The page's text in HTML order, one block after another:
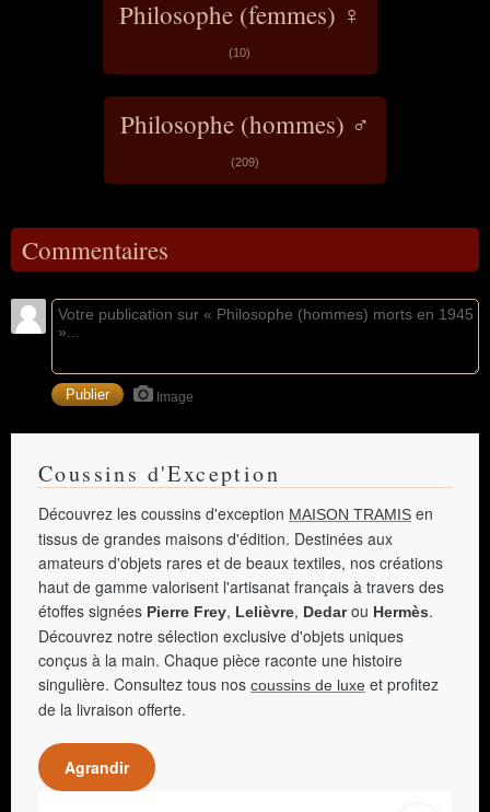
Philosophe (femmes) ♀
(10)
Philosophe (hommes) ♂
(209)
Commentaires
Image
Coussins d'Exception
Découvrez les coussins d'exception MAISON TRAMIS en
tissus de grandes maisons d'édition. Destinées aux
amateurs d'objets rares et de beaux textiles, nos créations
haut de gamme valorisent l'artisanat français à travers des
étoffes signées Pierre Frey, Lelièvre, Dedarou Hermès.
Découvrez notre sélection exclusive d'objets uniques
conçus à la main. Chaque pièce raconte une histoire
singulière. Consultez tous nos coussins de luxe et profitez
de la livraison offerte.
Agrandir